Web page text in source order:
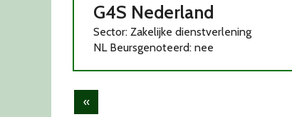
G4S Nederland
Sector: Zakelijke dienstverlening
NL Beursgenoteerd: nee
Post
«